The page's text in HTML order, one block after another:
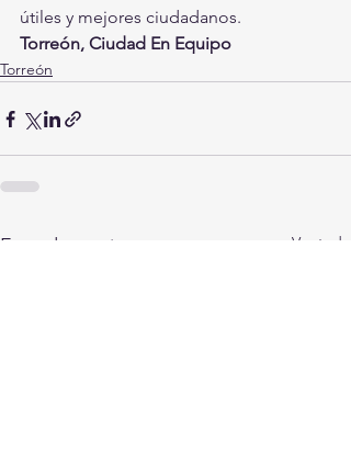
útiles y mejores ciudadanos.
Torreón, Ciudad En Equipo
Torreón
Entradas recientes Ver todo